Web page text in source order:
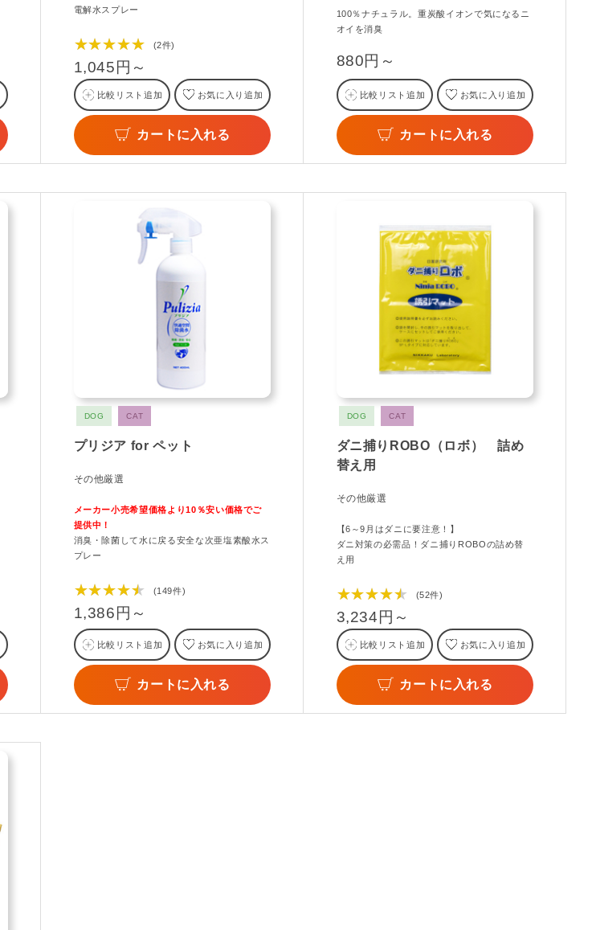
電解水スプレー
★★★★★ (2件)
1,045円～
比較リスト追加 お気に入り追加
カートに入れる
100％ナチュラル。重炭酸イオンで気になるニ
オイを消臭
880円～
比較リスト追加 お気に入り追加
カートに入れる
DOG CAT
プリジア for ペット
その他厳選
メーカー小売希望価格より10％安い価格でご
提供中！
消臭・除菌して水に戻る安全な次亜塩素酸水ス
プレー
★★★★★ (149件)
1,386円～
比較リスト追加 お気に入り追加
カートに入れる
DOG CAT
ダニ捕りROBO（ロボ） 詰め
替え用
その他厳選
【6～9月はダニに要注意！】
ダニ対策の必需品！ダニ捕りROBOの詰め替
え用
★★★★★ (52件)
3,234円～
比較リスト追加 お気に入り追加
カートに入れる